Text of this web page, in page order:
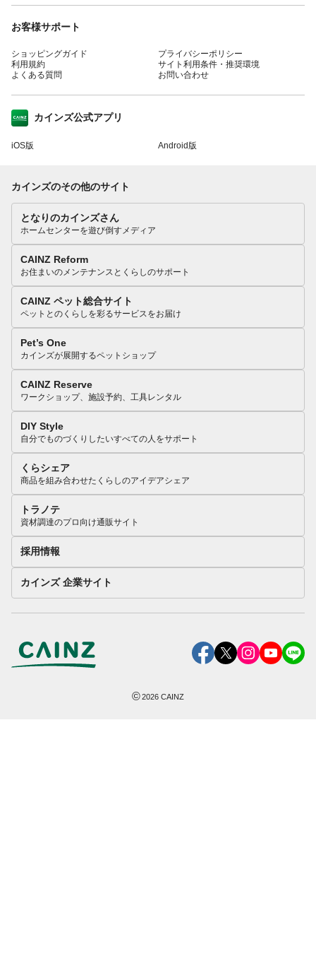
お客様サポート
ショッピングガイド
利用規約
よくある質問
プライバシーポリシー
サイト利用条件・推奨環境
お問い合わせ
カインズ公式アプリ
iOS版 Android版
カインズのその他のサイト
となりのカインズさん
ホームセンターを遊び倒すメディア
CAINZ Reform
お住まいのメンテナンスとくらしのサポート
CAINZ ペット総合サイト
ペットとのくらしを彩るサービスをお届け
Pet’s One
カインズが展開するペットショップ
CAINZ Reserve
ワークショップ、施設予約、工具レンタル
DIY Style
自分でものづくりしたいすべての人をサポート
くらシェア
商品を組み合わせたくらしのアイデアシェア
トラノテ
資材調達のプロ向け通販サイト
採用情報
カインズ 企業サイト
©2026 CAINZ